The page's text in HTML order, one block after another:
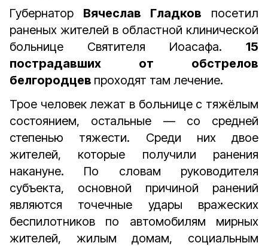
Губернатор Вячеслав Гладков посетил
раненых жителей в областной клинической
больнице Святителя Иоасафа. 15
пострадавших от обстрелов
белгородцев проходят там лечение.
Трое человек лежат в больнице с тяжёлым
состоянием, остальные — со средней
степенью тяжести. Среди них двое
жителей, которые получили ранения
накануне. По словам руководителя
субъекта, основной причиной ранений
являются точечные удары вражеских
беспилотников по автомобилям мирных
жителей, жилым домам, социальным